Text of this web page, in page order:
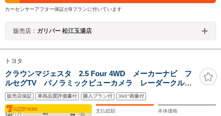
カーセンサーアフター保証がBプランに付いています
販売店： ガリバー 松江玉湯店
トヨタ
クラウンマジェスタ 2.5 Four 4WD メーカーナビ フ
ルセグTV パノラミックビューカメラ レーダークルー
ズ フラクセン革シート プリクラッシュ クリアラン
スソナー ブラインドスポット メモリー付パワーシー
ト シートヒーター ETC
販売店保証 車両品質評価書付 購入プラン付 360°画像付
支払総額 本体価格